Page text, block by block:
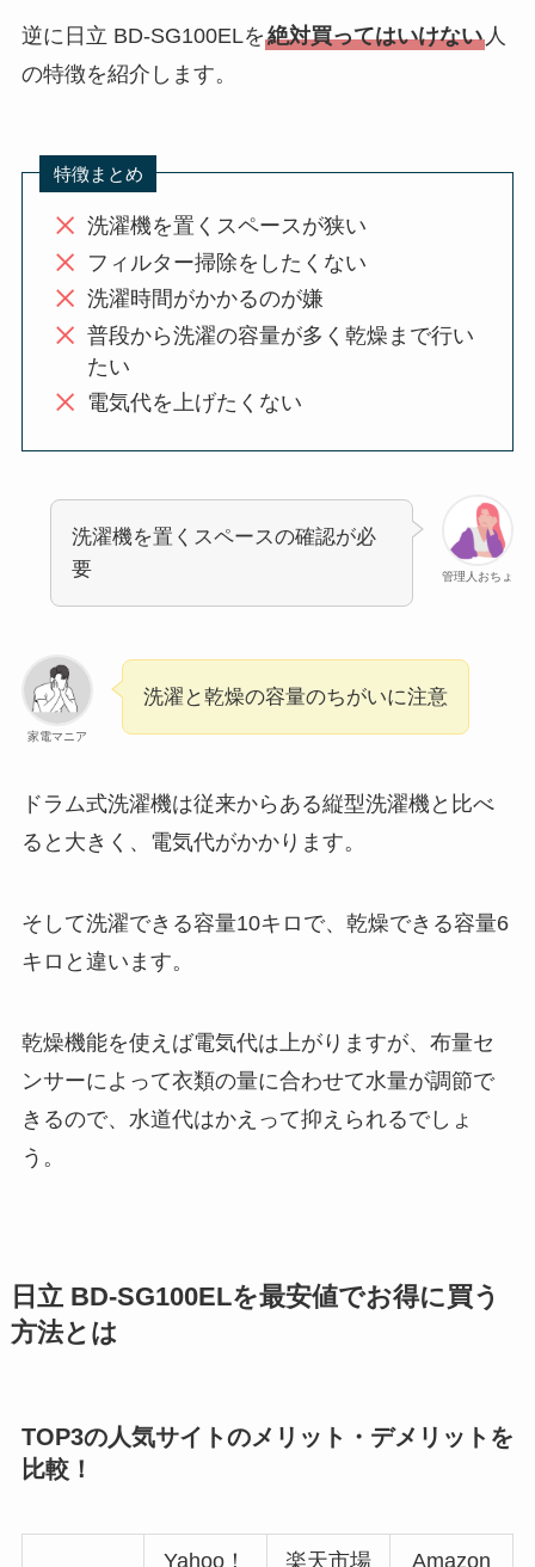
逆に日立 BD-SG100ELを絶対買ってはいけない人
の特徴を紹介します。
特徴まとめ
洗濯機を置くスペースが狭い
フィルター掃除をしたくない
洗濯時間がかかるのが嫌
普段から洗濯の容量が多く乾燥まで行い
たい
電気代を上げたくない
管理人おちょ
洗濯機を置くスペースの確認が必
要
家電マニア
洗濯と乾燥の容量のちがいに注意
ドラム式洗濯機は従来からある縦型洗濯機と比べ
ると大きく、電気代がかかります。
そして洗濯できる容量10キロで、乾燥できる容量6
キロと違います。
乾燥機能を使えば電気代は上がりますが、布量セ
ンサーによって衣類の量に合わせて水量が調節で
きるので、水道代はかえって抑えられるでしょ
う。
日立 BD-SG100ELを最安値でお得に買う
方法とは
TOP3の人気サイトのメリット・デメリットを
比較！
Yahoo！ 楽天市場 Amazon